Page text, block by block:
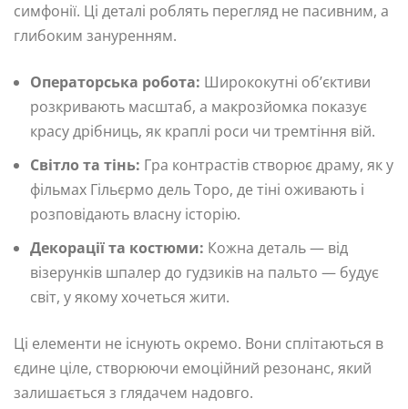
симфонії. Ці деталі роблять перегляд не пасивним, а
глибоким зануренням.
Операторська робота: Ширококутні об’єктиви
розкривають масштаб, а макрозйомка показує
красу дрібниць, як краплі роси чи тремтіння вій.
Світло та тінь: Гра контрастів створює драму, як у
фільмах Гільєрмо дель Торо, де тіні оживають і
розповідають власну історію.
Декорації та костюми: Кожна деталь — від
візерунків шпалер до гудзиків на пальто — будує
світ, у якому хочеться жити.
Ці елементи не існують окремо. Вони сплітаються в
єдине ціле, створюючи емоційний резонанс, який
залишається з глядачем надовго.